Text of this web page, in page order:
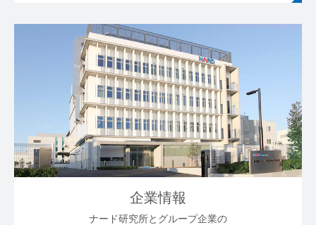
企業情報
ナード研究所とグループ企業の